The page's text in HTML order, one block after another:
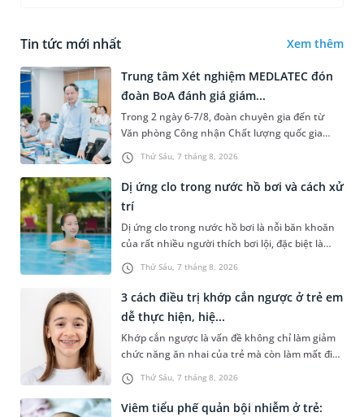
Tin tức mới nhất Xem thêm
Thứ Sáu, 7 tháng 8, 2026
Trung tâm Xét nghiệm MEDLATEC đón
đoàn BoA đánh giá giám...
Trong 2 ngày 6-7/8, đoàn chuyên gia đến từ
Văn phòng Công nhận Chất lượng quốc gia
(BoA) đã ghi nhận và đánh giá cao nỗ lực duy trì
hệ thống quản lý chất lượ...
Thứ Sáu, 7 tháng 8, 2026
Dị ứng clo trong nước hồ bơi và cách xử
trí
Dị ứng clo trong nước hồ bơi là nỗi băn khoăn
của rất nhiều người thích bơi lội, đặc biệt là
những trường hợp thường xuyên bơi ở những
hồ bơi nhân tạo. Bài v...
Thứ Sáu, 7 tháng 8, 2026
3 cách điều trị khớp cắn ngược ở trẻ em
dễ thực hiện, hiệ...
Khớp cắn ngược là vấn đề không chỉ làm giảm
chức năng ăn nhai của trẻ mà còn làm mất đi
sự cân đối của khuôn mặt. Do đó, cần khắc
phục sớm tình trạng này để...
Viêm tiểu phế quản bội nhiễm ở trẻ: